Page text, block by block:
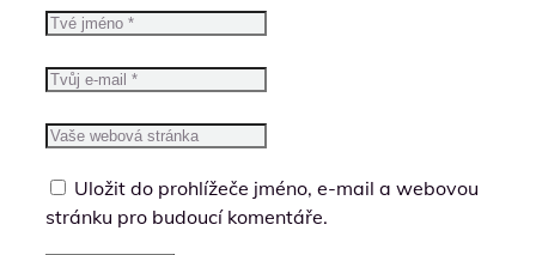
Uložit do prohlížeče jméno, e-mail a webovou
stránku pro budoucí komentáře.